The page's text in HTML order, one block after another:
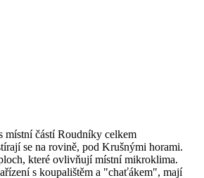
místní částí Roudníky celkem
se na rovině, pod Krušnými horami.
které ovlivňují místní mikroklima.
s koupalištěm a "chaťákem", mají